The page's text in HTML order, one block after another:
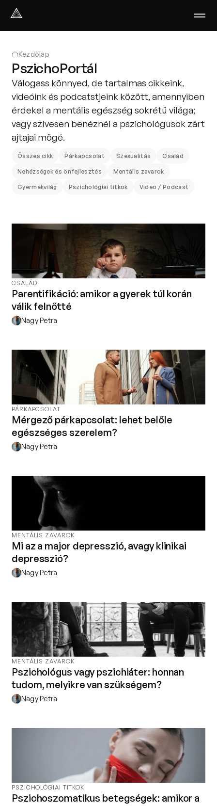
Amiben segítünk
Akik segítenek
Rólunk
Tudod-e?
Podcast
PszichoPortál
Pszichológiai tesztek
Kliens vagyok
Kapcsolat
Adatkezelési tájékoztató
Adatkezelési tájékoztató
csoportterápiához
Részvételi szabályzat
csoportterápiához
Etikai kódex
Kezdőlap
PszichoPortál
Válogass könnyed, de tartalmas cikkeink,
videóink és podcatstjeink között, amennyiben
érdekel a mentális egészség sokrétű világa;
vagy szívesen benéznél a pszichológusok zárt
ajtajai mögé.
Összes cikk Párkapcsolat Szexualitás Család
Nehézségek és önfejlesztés Mentális zavarok
Gyermekvilág Pszichológiai titkok Video / Podcast
CSALÁD
Parentifikáció: amikor a gyerek túl korán
válik felnőtté
Nagy Petra
PÁRKAPCSOLAT
Mérgező párkapcsolat: lehet belőle
egészséges szerelem?
Nagy Petra
MENTÁLIS ZAVAROK
Mi az a major depresszió, avagy klinikai
depresszió?
Nagy Petra
MENTÁLIS ZAVAROK
Pszichológus vagy pszichiáter: honnan
tudom, melyikre van szükségem?
Nagy Petra
PSZICHOLÓGIAI TITKOK
Pszichoszomatikus betegségek: amikor a